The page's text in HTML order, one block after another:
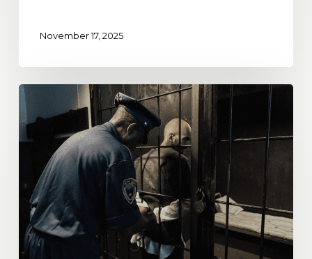
November 17, 2025
¿Puedes
ir
a
cárcel
por
un
primer